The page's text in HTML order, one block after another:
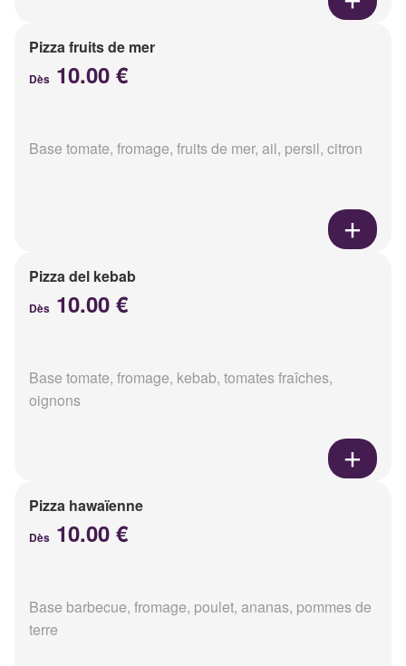
Pizza fruits de mer
Dès 10.00 €
Base tomate, fromage, fruits de mer, ail, persil, citron
Pizza del kebab
Dès 10.00 €
Base tomate, fromage, kebab, tomates fraîches,
oignons
Pizza hawaïenne
Dès 10.00 €
Base barbecue, fromage, poulet, ananas, pommes de
terre